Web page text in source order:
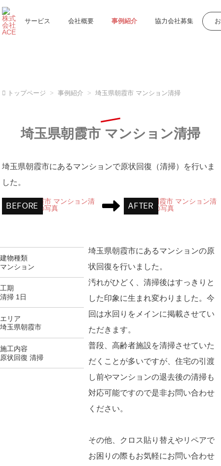
サービス 会社概要 事例紹介 協力会社募集
トップページ 事例紹介 埼玉県朝霞市 マンション清掃
埼玉県朝霞市 マンション清掃
埼玉県朝霞市にあるマンションで原状回復（清掃）を行いま
した。
建物種類
マンション
工期
清掃 1日
エリア
埼玉県朝霞市
施工内容
原状回復 清掃
埼玉県朝霞市にあるマンションの原
状回復を行いました。
汚れがひどく、清掃後はすっきりと
した印象に生まれ変わりました。今
回は水回りをメインに掲載させてい
ただきます。
普段、高齢者施設を清掃させていた
だくことが多いですが、住宅の引渡
し前やマンションの退去後の清掃も
対応可能ですので是非お問い合わせ
ください。
その他、クロス貼り替えやリペアで
お困りの際もお気軽にお問い合わせ